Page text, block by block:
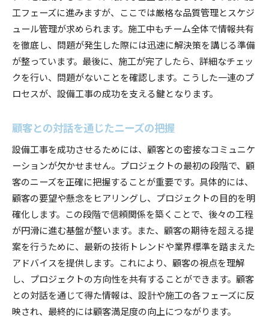
工フェーズに進みますが、ここでは厳格な品質管理とスケジ
ュール管理が求められます。施工中もチーム全体で情報共有
を徹底し、問題が発生した際には迅速に解決策を講じる準備
が整っています。最後に、施工が完了したら、詳細なチェッ
クを行い、問題がないことを確認します。こうした一連のプ
ロセスが、設備工事の成功を支える鍵となります。
顧客との対話を通じたニーズの把握
設備工事を成功させるためには、顧客との密接なコミュニケ
ーションが欠かせません。プロジェクトの最初の段階で、顧
客のニーズを正確に把握することが重要です。具体的には、
顧客の要望や懸念をヒアリングし、プロジェクトの目的を明
確化します。この段階で信頼関係を築くことで、後々の工程
が円滑に進む基盤が整います。また、顧客の期待を超える提
案を行うために、最新の技術トレンドや業界標準を踏まえた
アドバイスを提供します。これにより、顧客の視点を理解
し、プロジェクトの方向性を共有することができます。顧客
との対話を通じて得た情報は、設計や施工の各フェーズに反
映され、最終的には顧客満足度の向上につながります。